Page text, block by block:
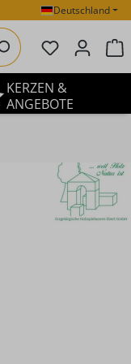
Deutschland
Du hast 0
KERZEN &
ANGEBOTE